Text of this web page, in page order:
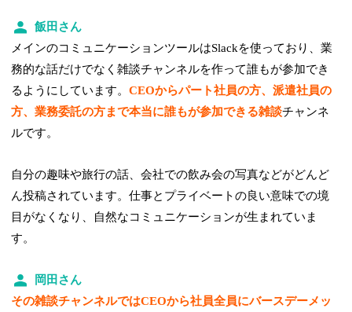
飯田さん
メインのコミュニケーションツールはSlackを使っており、業
務的な話だけでなく雑談チャンネルを作って誰もが参加でき
るようにしています。CEOからパート社員の方、派遣社員の
方、業務委託の方まで本当に誰もが参加できる雑談チャンネ
ルです。
自分の趣味や旅行の話、会社での飲み会の写真などがどんど
ん投稿されています。仕事とプライベートの良い意味での境
目がなくなり、自然なコミュニケーションが生まれていま
す。
岡田さん
その雑談チャンネルではCEOから社員全員にバースデーメッ